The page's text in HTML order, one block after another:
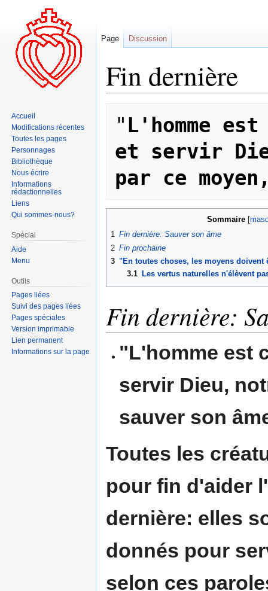
Fin dernière
navigation
recherche
" L'homme
et servir
par ce
Sommaire
1 Fin dernière: Sauver son âme
2 Fin prochaine
3 "En toutes choses, les moyens
3.1
Les vertus naturelles n'élèvent
Fin dernière:
"L'homme est
servir Dieu,
sauver son
Toutes les
pour fin d'aider
dernière: elles
donnés pour
selon ces
Page Discussion
Accueil
Modifications récentes
Toutes les pages
Personnages
Bibliothèque
Nous écrire
Informations
rédactionnelles
Liens
Qui sommes-nous?
Spécial
Aide
Menu
Outils
Pages liées
Suivi des pages liées
Pages spéciales
Version imprimable
Lien permanent
Informations sur la page